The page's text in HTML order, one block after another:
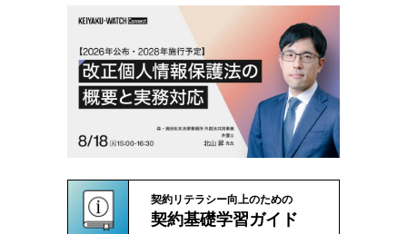
契約リテラシー向上のための
契約基礎学習ガイド